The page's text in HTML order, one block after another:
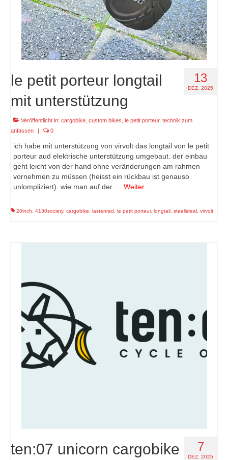
13
DEZ. 2025
le petit porteur longtail
mit unterstützung
Veröffentlicht in: cargobike custom bikes le petit porteur, technik zum
anfassen
| 0
ich habe mit unterstützung von virvolt das longtail von le petit
porteur aud elektrische unterstützung umgebaut. der einbau
geht leicht von der hand ohne veränderungen am rahmen
vornehmen zu müssen (heisst ein rückbau ist genauso
unlompliziert). wie man auf der … Weiter
20inch 4130society, cargobike lastenrad le petit porteur, longtail steelisreal virvolt
7
DEZ. 2025
ten:07 unicorn cargobike